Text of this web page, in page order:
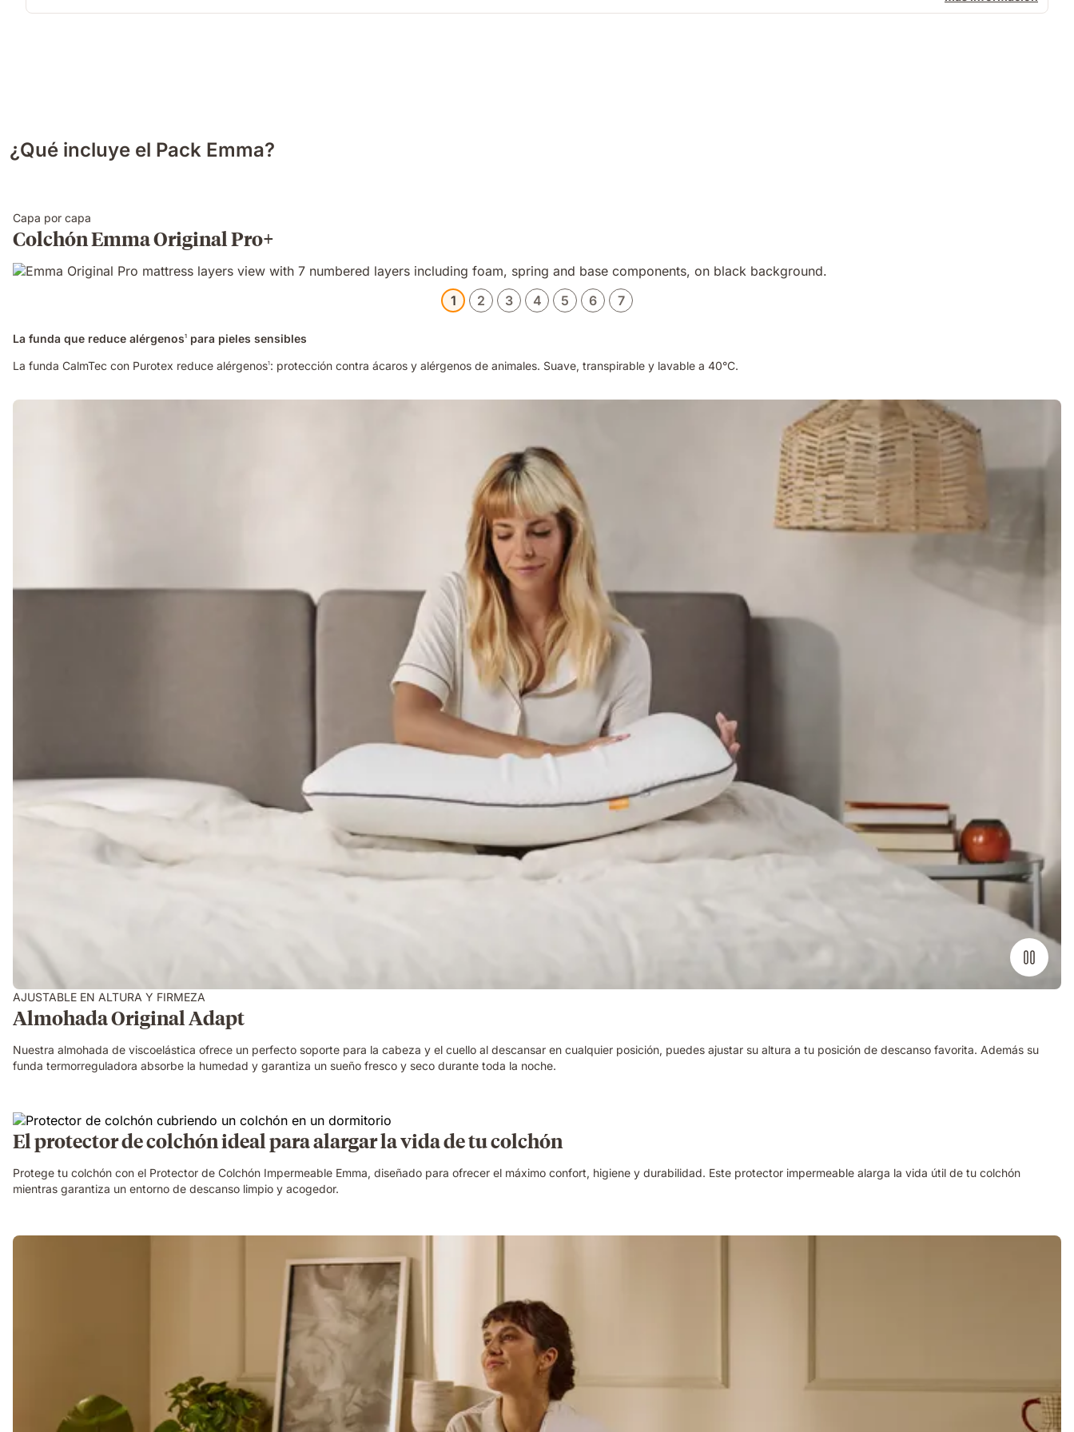
¿Qué incluye el Pack Emma?
Capa por capa
Colchón Emma Original Pro+
1 2 3 4 5 6 7
La funda que reduce alérgenos1 para pieles sensibles
La funda CalmTec con Purotex reduce alérgenos1: protección contra ácaros y alérgenos de animales. Suave, transpirable y lavable a 40°C.
mujer
AJUSTABLE EN ALTURA Y FIRMEZA
Almohada Original Adapt
Nuestra almohada de viscoelástica ofrece un perfecto soporte para la cabeza y el cuello al descansar en cualquier posición, puedes ajustar su altura a tu posición de descanso favorita. Además su
funda termorreguladora absorbe la humedad y garantiza un sueño fresco y seco durante toda la noche.
El protector de colchón ideal para alargar la vida de tu colchón
Protege tu colchón con el Protector de Colchón Impermeable Emma, diseñado para ofrecer el máximo confort, higiene y durabilidad. Este protector impermeable alarga la vida útil de tu colchón
mientras garantiza un entorno de descanso limpio y acogedor.